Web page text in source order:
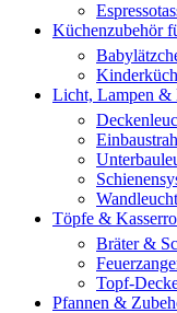
Küchenzubehör
Licht, Lampen &
Töpfe &
Bräter &
Topf-
Pfannen &